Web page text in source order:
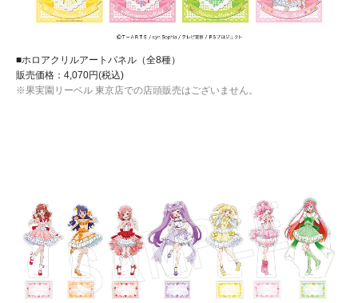
■ホロアクリルアートパネル（全8種）
販売価格：4,070円(税込)
※果実園リーベル 東京店での店頭販売はございません。